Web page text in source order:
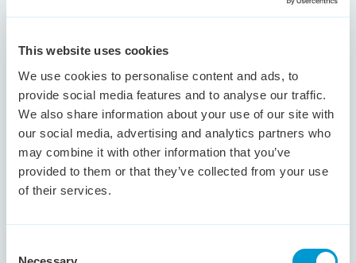
This website uses cookies
We use cookies to personalise content and ads, to
provide social media features and to analyse our traffic.
We also share information about your use of our site with
our social media, advertising and analytics partners who
may combine it with other information that you’ve
provided to them or that they’ve collected from your use
of their services.
Technical Product
Solutions Specialist
Eindhoven € 4,500 - € 5,500 40 - 40 uur
Ben jij technisch sterk, klantgericht en houd je van
complexe vraagstukken?
baan!